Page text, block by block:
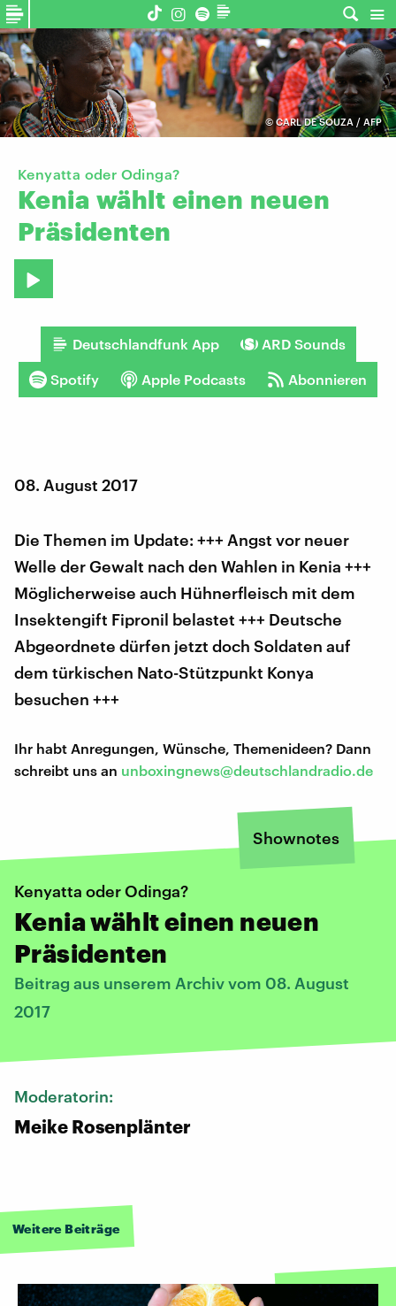
© CARL DE SOUZA / AFP
Kenyatta oder Odinga?
Kenia wählt einen neuen
Präsidenten
Deutschlandfunk App ARD Sounds
Spotify Apple Podcasts Abonnieren
08. August 2017
Die Themen im Update: +++ Angst vor neuer
Welle der Gewalt nach den Wahlen in Kenia +++
Möglicherweise auch Hühnerfleisch mit dem
Insektengift Fipronil belastet +++ Deutsche
Abgeordnete dürfen jetzt doch Soldaten auf
dem türkischen Nato-Stützpunkt Konya
besuchen +++
Ihr habt Anregungen, Wünsche, Themenideen? Dann
schreibt uns an unboxingnews@deutschlandradio.de
Shownotes
Kenyatta oder Odinga?
Kenia wählt einen neuen
Präsidenten
Beitrag aus unserem Archiv vom 08. August
2017
Moderatorin:
Meike Rosenplänter
Weitere Beiträge